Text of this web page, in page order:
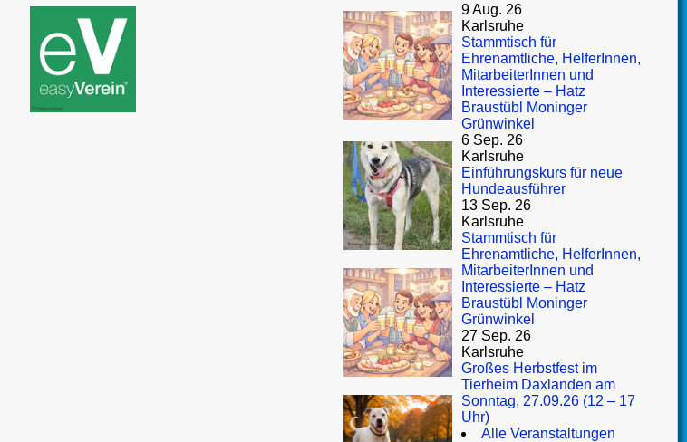
9 Aug. 26
Karlsruhe
Stammtisch für
Ehrenamtliche, HelferInnen,
MitarbeiterInnen und
Interessierte – Hatz
Braustübl Moninger
Grünwinkel
6 Sep. 26
Karlsruhe
Einführungskurs für neue
Hundeausführer
13 Sep. 26
Karlsruhe
Stammtisch für
Ehrenamtliche, HelferInnen,
MitarbeiterInnen und
Interessierte – Hatz
Braustübl Moninger
Grünwinkel
27 Sep. 26
Karlsruhe
Großes Herbstfest im
Tierheim Daxlanden am
Sonntag, 27.09.26 (12 – 17
Uhr)
Alle Veranstaltungen